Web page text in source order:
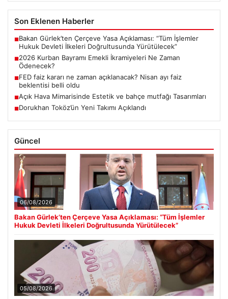
Son Eklenen Haberler
■Bakan Gürlek’ten Çerçeve Yasa Açıklaması: “Tüm İşlemler
Hukuk Devleti İlkeleri Doğrultusunda Yürütülecek”
■2026 Kurban Bayramı Emekli İkramiyeleri Ne Zaman
Ödenecek?
■FED faiz kararı ne zaman açıklanacak? Nisan ayı faiz
beklentisi belli oldu
■Açık Hava Mimarisinde Estetik ve bahçe mutfağı Tasarımları
■Dorukhan Toköz’ün Yeni Takımı Açıklandı
Güncel
06/08/2026
Bakan Gürlek’ten Çerçeve Yasa Açıklaması: “Tüm İşlemler
Hukuk Devleti İlkeleri Doğrultusunda Yürütülecek”
05/08/2026